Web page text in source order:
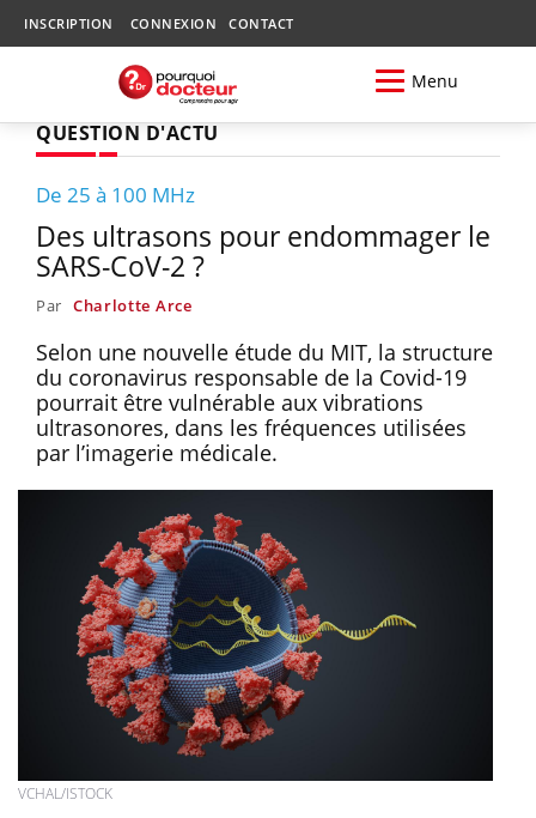
INSCRIPTION CONNEXION CONTACT
Menu
QUESTION D'ACTU
De 25 à 100 MHz
Des ultrasons pour endommager le
SARS-CoV-2 ?
Par Charlotte Arce
Selon une nouvelle étude du MIT, la structure
du coronavirus responsable de la Covid-19
pourrait être vulnérable aux vibrations
ultrasonores, dans les fréquences utilisées
par l’imagerie médicale.
VCHAL/ISTOCK